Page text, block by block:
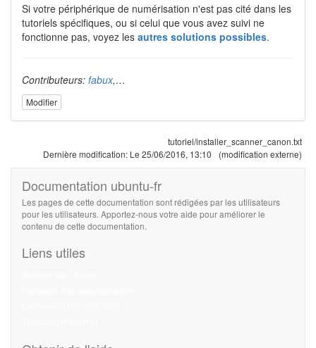
Si votre périphérique de numérisation n'est pas cité dans les
tutoriels spécifiques, ou si celui que vous avez suivi ne
fonctionne pas, voyez les autres solutions possibles.
Contributeurs: fabux,…
Modifier
tutoriel/installer_scanner_canon.txt
Dernière modification: Le 25/06/2016, 13:10 (modification externe)
Documentation ubuntu-fr
Les pages de cette documentation sont rédigées par les utilisateurs
pour les utilisateurs. Apportez-nous votre aide pour améliorer le
contenu de cette documentation.
Liens utiles